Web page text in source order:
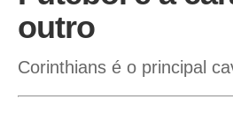
outro
Corinthians é o principal